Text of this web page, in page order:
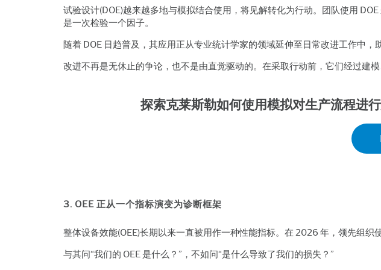
试验设计(DOE)越来越多地与模拟结合使用，将见解转化为行动。团队使用
是一次检验一个因子。
随着 DOE 日趋普及，其应用正从专业统计学家的领域延伸至日常改进工作中，
改进不再是无休止的争论，也不是由直觉驱动的。在采取行动前，它们经过建模
探索克莱斯勒如何使用模拟对生产流程进
3. OEE 正从一个指标演变为诊断框架
整体设备效能(OEE)长期以来一直被用作一种性能指标。在 2026 年，领先组织
与其问“我们的 OEE 是什么？”，不如问“是什么导致了我们的损失？”